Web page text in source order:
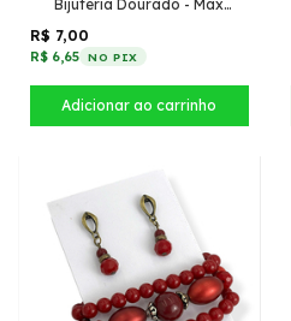
Bijuteria Dourado - Max
R$ 7,00
R$ 6,65 NO PIX